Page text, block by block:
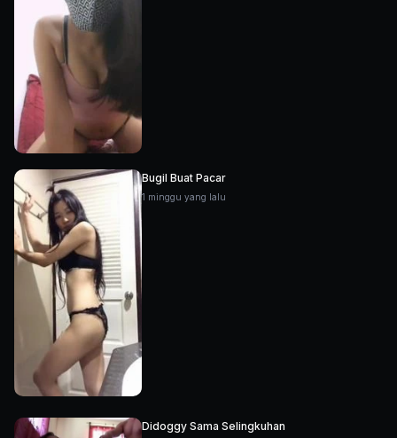
Bugil Buat Pacar
1 minggu yang lalu
Didoggy Sama Selingkuhan